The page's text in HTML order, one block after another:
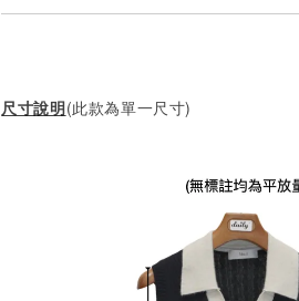
尺寸說明(此款為單一尺寸)